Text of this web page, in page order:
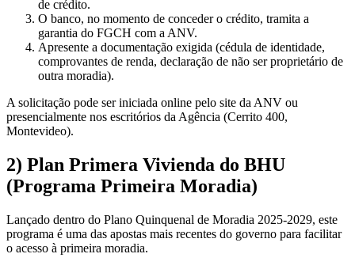
de crédito.
O banco, no momento de conceder o crédito, tramita a
garantia do FGCH com a ANV.
Apresente a documentação exigida (cédula de identidade,
comprovantes de renda, declaração de não ser proprietário de
outra moradia).
A solicitação pode ser iniciada online pelo site da ANV ou
presencialmente nos escritórios da Agência (Cerrito 400,
Montevideo).
2) Plan Primera Vivienda do BHU
(Programa Primeira Moradia)
Lançado dentro do Plano Quinquenal de Moradia 2025-2029, este
programa é uma das apostas mais recentes do governo para facilitar
o acesso à primeira moradia.